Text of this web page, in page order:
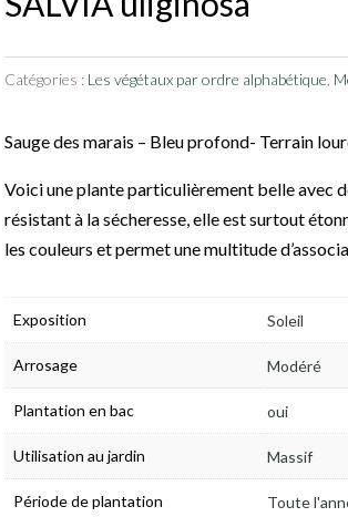
Catégories : Les végétaux par ordre alphabétique
Sauge des marais – Bleu profond- Terrain
Voici une plante particulièrement belle avec
résistant à la sécheresse, elle est surtout
les couleurs et permet une multitude
Exposition Soleil
Arrosage Modéré
Plantation en bac oui
Utilisation au jardin Massif
Période de plantation Toute